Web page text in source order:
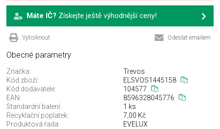
Máte IČ? Získejte ještě výhodnější ceny!
Vytisknout Odeslat emailem
Obecné parametry
Značka:
Trevos
Kód zboží:
ELSVOS1445158
Kód dodavatele:
104577
EAN:
8596328045776
Standardní balení:
1 ks
Recyklační poplatek:
7,00 Kč
Produktová řada:
EVELUX